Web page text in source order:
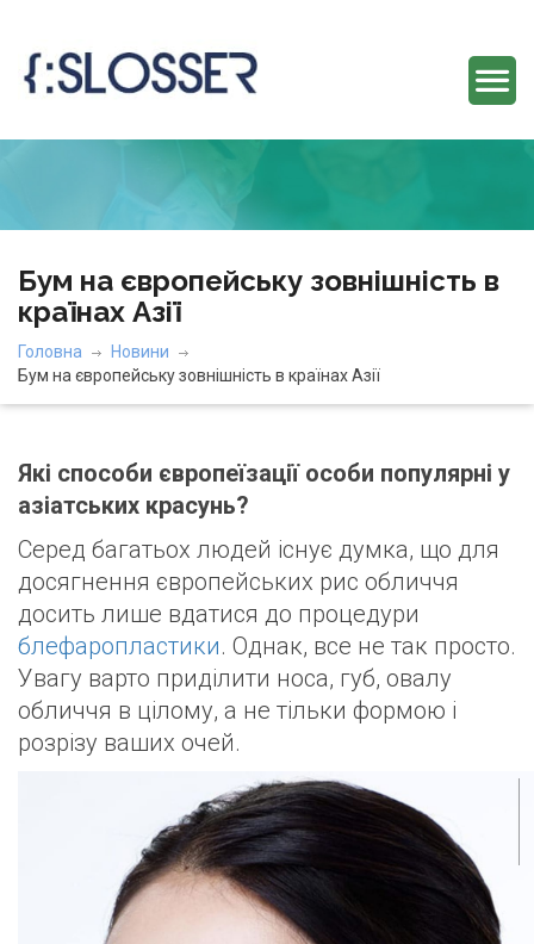
Бум на європейську зовнішність в
країнах Азії
Головна
Новини
Бум на європейську зовнішність в країнах Азії
Які способи європеїзації особи популярні у
азіатських красунь?
Серед багатьох людей існує думка, що для
досягнення європейських рис обличчя
досить лише вдатися до процедури
блефаропластики. Однак, все не так просто.
Увагу варто приділити носа, губ, овалу
обличчя в цілому, а не тільки формою і
розрізу ваших очей.